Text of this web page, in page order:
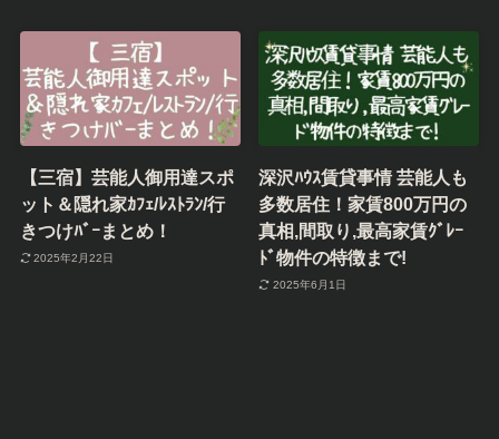
【三宿】芸能人御用達スポ
ット＆隠れ家ｶﾌｪ/ﾚｽﾄﾗﾝ/行
きつけﾊﾞｰまとめ！
2025年2月22日
深沢ﾊｳｽ賃貸事情 芸能人も
多数居住！家賃800万円の
真相,間取り,最高家賃ｸﾞﾚｰ
ﾄﾞ物件の特徴まで!
2025年6月1日